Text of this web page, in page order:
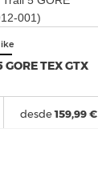
TEX GTX
desde159,99 €